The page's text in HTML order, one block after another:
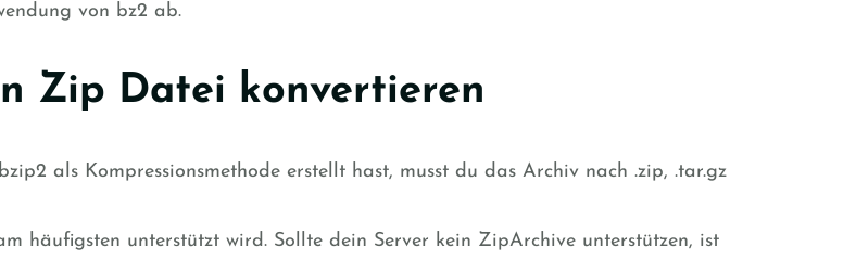
von bz2 ab.
Zip Datei konvertieren
als Kompressionsmethode erstellt hast, musst du das Archiv nach .zip, .tar.gz
häufigsten unterstützt wird. Sollte dein Server kein ZipArchive unterstützen, ist